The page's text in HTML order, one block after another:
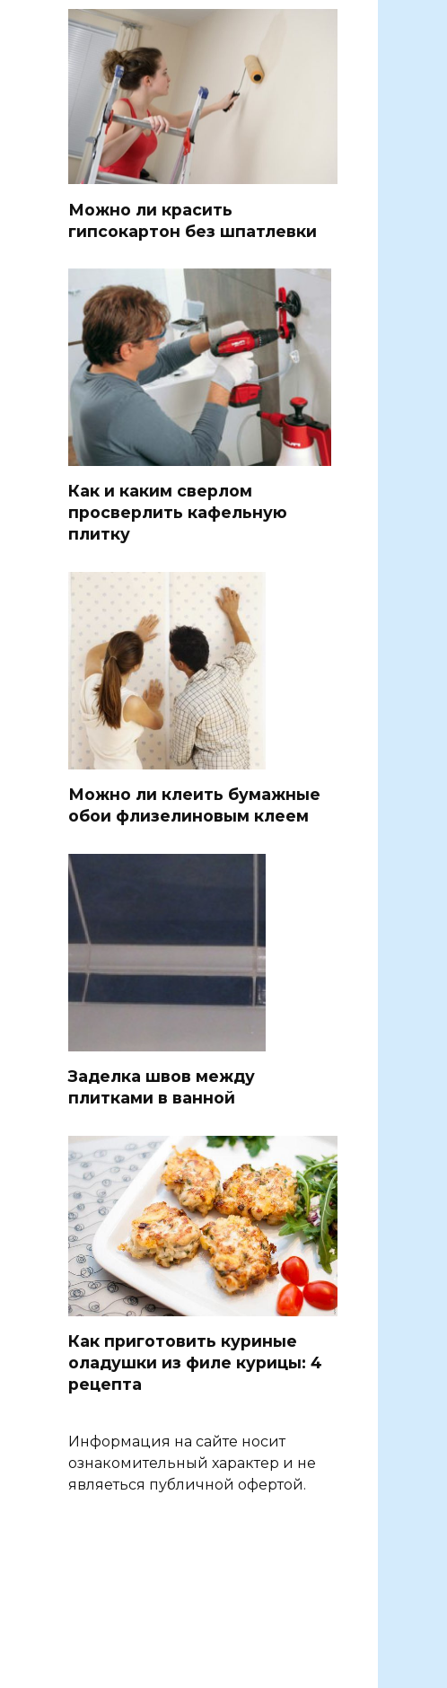
Можно ли красить
гипсокартон без шпатлевки
Как и каким сверлом
просверлить кафельную
плитку
Можно ли клеить бумажные
обои флизелиновым клеем
Заделка швов между
плитками в ванной
Как приготовить куриные
оладушки из филе курицы: 4
рецепта
Информация на сайте носит
ознакомительный характер и не
являеться публичной офертой.